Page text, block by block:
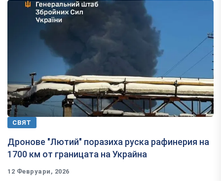
СВЯТ
Дронове "Лютий" поразиха руска рафинерия на
1700 км от границата на Украйна
12 Февруари, 2026